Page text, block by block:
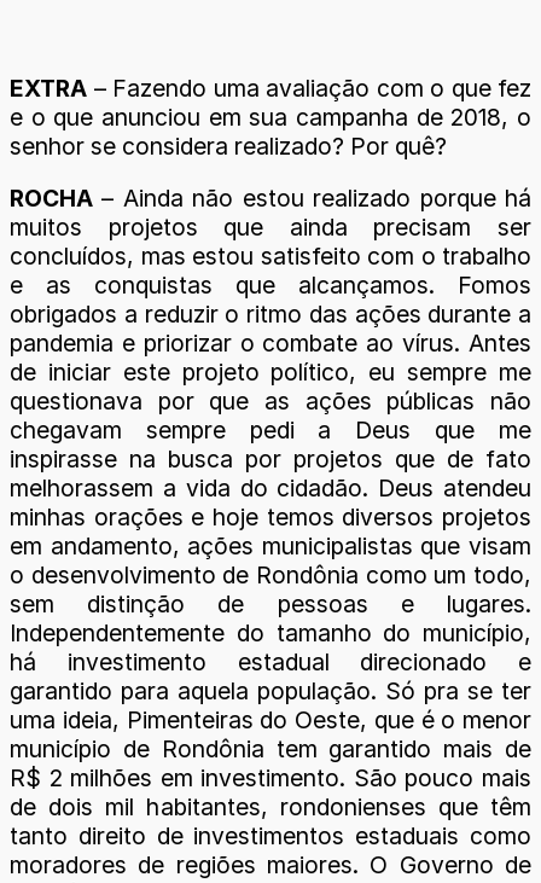
EXTRA – Fazendo uma avaliação com o que fez
e o que anunciou em sua campanha de 2018, o
senhor se considera realizado? Por quê?
ROCHA – Ainda não estou realizado porque há
muitos projetos que ainda precisam ser
concluídos, mas estou satisfeito com o trabalho
e as conquistas que alcançamos. Fomos
obrigados a reduzir o ritmo das ações durante a
pandemia e priorizar o combate ao vírus. Antes
de iniciar este projeto político, eu sempre me
questionava por que as ações públicas não
chegavam sempre pedi a Deus que me
inspirasse na busca por projetos que de fato
melhorassem a vida do cidadão. Deus atendeu
minhas orações e hoje temos diversos projetos
em andamento, ações municipalistas que visam
o desenvolvimento de Rondônia como um todo,
sem distinção de pessoas e lugares.
Independentemente do tamanho do município,
há investimento estadual direcionado e
garantido para aquela população. Só pra se ter
uma ideia, Pimenteiras do Oeste, que é o menor
município de Rondônia tem garantido mais de
R$ 2 milhões em investimento. São pouco mais
de dois mil habitantes, rondonienses que têm
tanto direito de investimentos estaduais como
moradores de regiões maiores. O Governo de